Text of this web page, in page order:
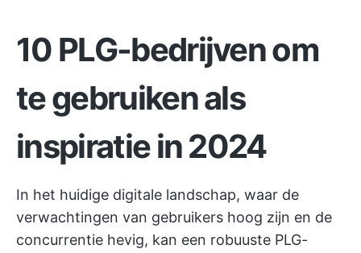
10 PLG-bedrijven om
te gebruiken als
inspiratie in 2024
In het huidige digitale landschap, waar de
verwachtingen van gebruikers hoog zijn en de
concurrentie hevig, kan een robuuste PLG-